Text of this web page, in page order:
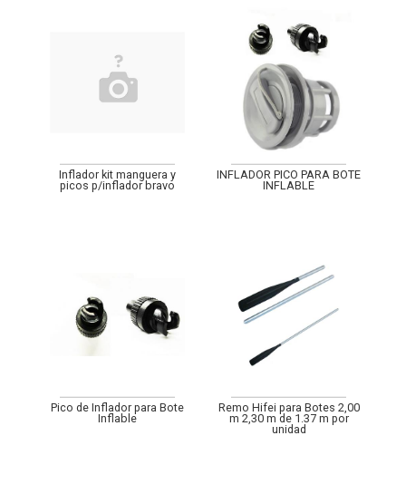
Inflador kit manguera y
picos p/inflador bravo
INFLADOR PICO PARA BOTE
INFLABLE
Pico de Inflador para Bote
Inflable
Remo Hifei para Botes 2,00
m 2,30 m de 1.37 m por
unidad